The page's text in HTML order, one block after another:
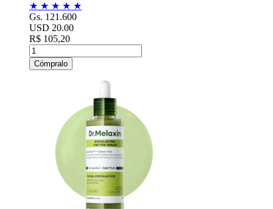
★ ★ ★ ★ ★
Gs. 121.600
USD 20.00
R$ 105,20
Cómpralo